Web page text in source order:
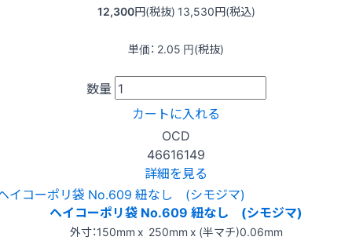
12,300円(税抜) 13,530円(税込)
単価： 2.05 円(税抜)
数量
カートに入れる
OCD
46616149
詳細を見る
ヘイコーポリ袋 No.609 紐なし (シモジマ)
外寸：150mm x 250mm x (半マチ)0.06mm